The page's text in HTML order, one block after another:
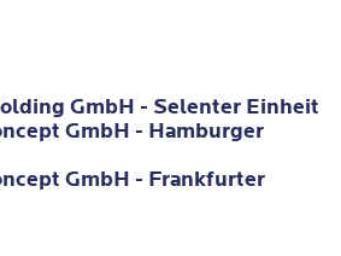
GmbH - Selenter Einheit
GmbH - Hamburger
GmbH - Frankfurter